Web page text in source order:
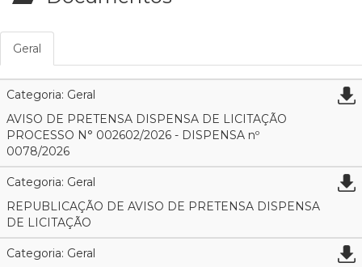
Geral
Categoria: Geral
AVISO DE PRETENSA DISPENSA DE LICITAÇÃO
PROCESSO N° 002602/2026 - DISPENSA nº
0078/2026
Categoria: Geral
REPUBLICAÇÃO DE AVISO DE PRETENSA DISPENSA
DE LICITAÇÃO
Categoria: Geral